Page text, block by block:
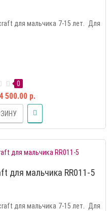
для мальчика 7-15 лет. Для
0
4 500.00 р.
для мальчика RR011-5
для мальчика 7-15 лет. Для